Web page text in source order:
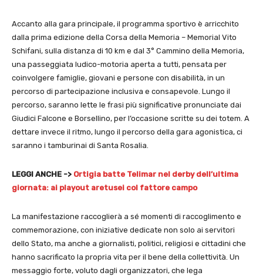
Accanto alla gara principale, il programma sportivo è arricchito
dalla prima edizione della Corsa della Memoria – Memorial Vito
Schifani, sulla distanza di 10 km e dal 3° Cammino della Memoria,
una passeggiata ludico-motoria aperta a tutti, pensata per
coinvolgere famiglie, giovani e persone con disabilità, in un
percorso di partecipazione inclusiva e consapevole. Lungo il
percorso, saranno lette le frasi più significative pronunciate dai
Giudici Falcone e Borsellino, per l’occasione scritte su dei totem. A
dettare invece il ritmo, lungo il percorso della gara agonistica, ci
saranno i tamburinai di Santa Rosalia.
LEGGI ANCHE -> Ortigia batte Telimar nel derby dell’ultima
giornata: ai playout aretusei col fattore campo
La manifestazione raccoglierà a sé momenti di raccoglimento e
commemorazione, con iniziative dedicate non solo ai servitori
dello Stato, ma anche a giornalisti, politici, religiosi e cittadini che
hanno sacrificato la propria vita per il bene della collettività. Un
messaggio forte, voluto dagli organizzatori, che lega